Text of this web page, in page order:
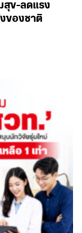
สุข-ลดแรง
ของชาติ